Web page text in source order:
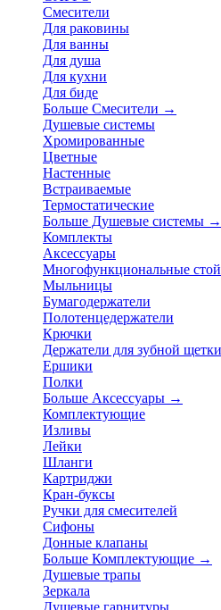
Смесители
Для раковины
Для ванны
Для душа
Для кухни
Для биде
Больше Смесители →
Душевые системы
Хромированные
Цветные
Настенные
Встраиваемые
Термостатические
Больше Душевые системы →
Комплекты
Аксессуары
Многофункциональные
Мыльницы
Бумагодержатели
Полотенцедержатели
Крючки
Держатели для зубной щетки
Ершики
Полки
Больше Аксессуары →
Комплектующие
Изливы
Лейки
Шланги
Картриджи
Кран-буксы
Ручки для смесителей
Сифоны
Донные клапаны
Больше Комплектующие →
Душевые трапы
Зеркала
Душевые гарнитуры